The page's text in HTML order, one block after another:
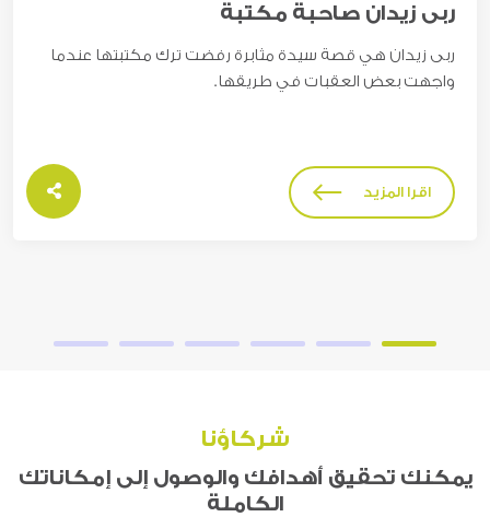
صاحبة مكتبة
هي قصة سيدة مثابرة رفضت ترك مكتبتها عندما
بعض العقبات في طريقها.
المزيد
شركاؤنا
يمكنك تحقيق أهدافك والوصول إلى إمكاناتك
الكاملة